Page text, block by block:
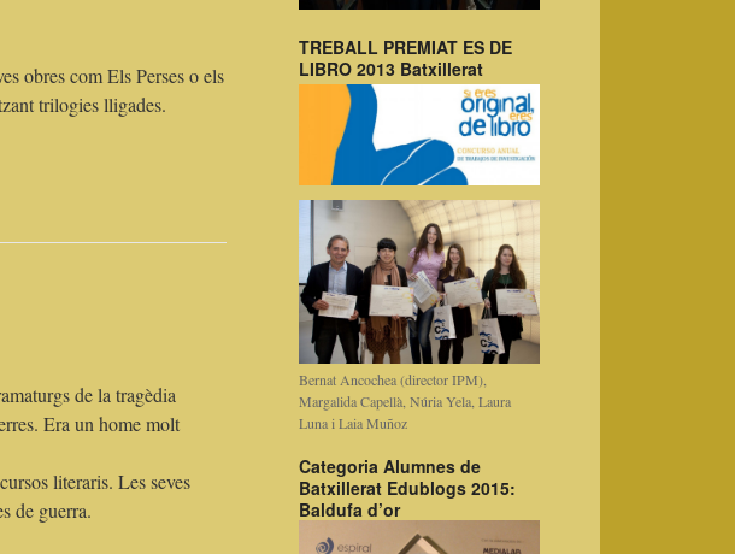
obres com Els Perses o els
trilogies lligades.
de la tragèdia
Era un home molt
literaris. Les seves
de guerra.
TREBALL PREMIAT ES DE
LIBRO 2013 Batxillerat
Bernat Ancochea (director IPM),
Margalida Capellà, Núria Yela, Laura
Luna i Laia Muñoz
Categoria Alumnes de
Batxillerat Edublogs 2015:
Baldufa d’or